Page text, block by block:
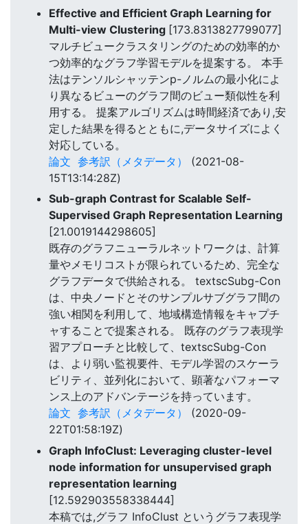
Effective and Efficient Graph Learning for
Multi-view Clustering [173.8313827799077]
マルチビュークラスタリングのための効率的か
つ効率的なグラフ学習モデルを提案する。 本手
法はテンソルシャッテンp-ノルムの最小化によ
り異なるビューのグラフ間のビュー類似性を利
用する。 提案アルゴリズムは時間経済であり,安
定した結果を得るとともに,データサイズによく
対応している。
論文 参考訳（メタデータ）
(2021-08-
15T13:14:28Z)
Sub-graph Contrast for Scalable Self-
Supervised Graph Representation Learning
[21.0019144298605]
既存のグラフニューラルネットワークは、計算
量やメモリコストが限られているため、完全な
グラフデータで供給される。 textscSubg-Con
は、中央ノードとそのサンプルサブグラフ間の
強い相関を利用して、地域構造情報をキャプチ
ャすることで提案される。 既存のグラフ表現学
習アプローチと比較して、textscSubg-Con
は、より弱い監視要件、モデル学習のスケーラ
ビリティ、並列化において、顕著なパフォーマ
ンス上のアドバンテージを持っています。
論文 参考訳（メタデータ）
(2020-09-
22T01:58:19Z)
Graph InfoClust: Leveraging cluster-level
node information for unsupervised graph
representation learning
[12.592903558338444]
本稿では,グラフ InfoClust というグラフ表現学